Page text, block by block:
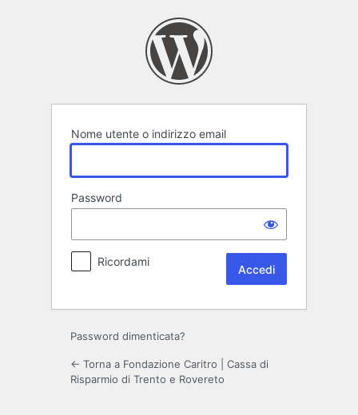
Nome utente o indirizzo email
Password
Ricordami
Password dimenticata?
← Torna a Fondazione Caritro | Cassa di
Risparmio di Trento e Rovereto